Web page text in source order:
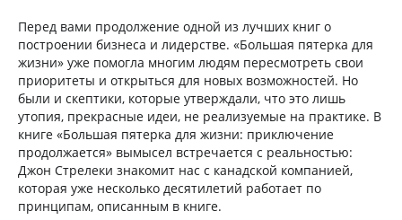
Перед вами продолжение одной из лучших книг о
построении бизнеса и лидерстве. «Большая пятерка для
жизни» уже помогла многим людям пересмотреть свои
приоритеты и открыться для новых возможностей. Но
были и скептики, которые утверждали, что это лишь
утопия, прекрасные идеи, не реализуемые на практике. В
книге «Большая пятерка для жизни: приключение
продолжается» вымысел встречается с реальностью:
Джон Стрелеки знакомит нас с канадской компанией,
которая уже несколько десятилетий работает по
принципам, описанным в книге.